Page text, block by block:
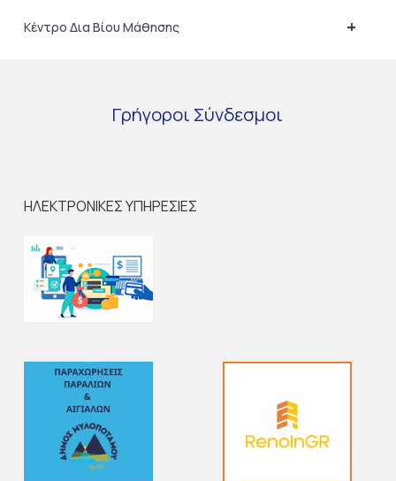
+
Κέντρο Δια Βίου Μάθησης
Γρήγοροι Σύνδεσμοι
ΗΛΕΚΤΡΟΝΙΚΕΣ ΥΠΗΡΕΣΙΕΣ